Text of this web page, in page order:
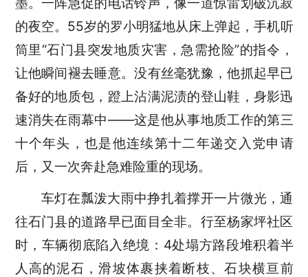
的夜空。55岁的罗小明猛地从床上弹起，手机听
筒里“石门县突发地质灾害，急需抢险”的指令，
让他瞬间褪去睡意。没有丝毫犹豫，他抓起早已
备好的地质包，蹬上沾满泥渍的登山鞋，身影迅
速消失在雨幕中——这是他从事地质工作的第三
十个年头，也是他连续第十二年递交入党申请
后，又一次奔赴急难险重的现场。
车灯在瓢泼大雨中挣扎着撑开一片微光，通
往石门县的道路早已面目全非。行至杨家坪社区
时，车辆彻底陷入绝境： 4处塌方路段堆积着半
人高的泥石，滑坡体裹挟着断枝、石块横亘前